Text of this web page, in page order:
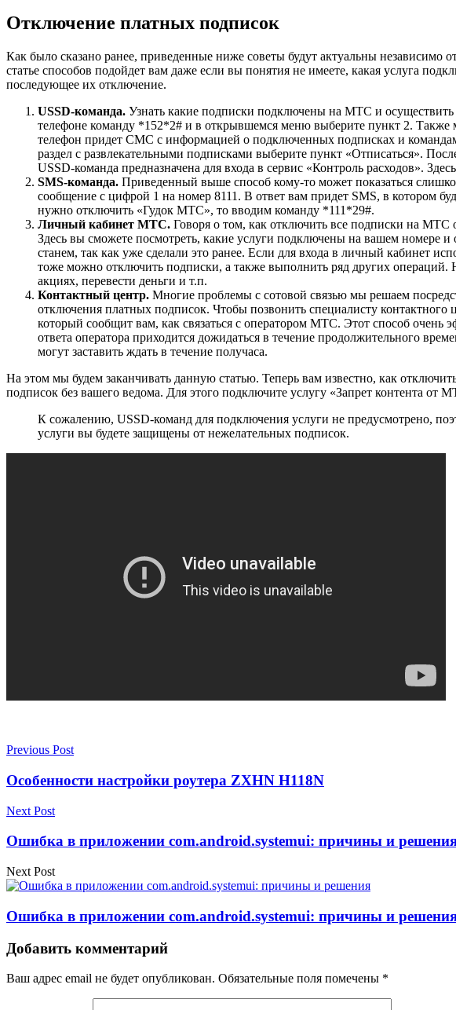
Отключение платных подписок
Как было сказано ранее, приведенные ниже советы будут актуальны
статье способов подойдет вам даже если вы понятия не имеете, какая услуга
последующее их отключение.
USSD-команда. Узнать какие подписки подключены на МТС и
телефоне команду *152*2# и в открывшемся меню выберите пункт 2. Также
телефон придет СМС с информацией о подключенных подписках и
раздел с развлекательными подписками выберите пункт «Отписаться».
USSD-команда предназначена для входа в сервис «Контроль расходов».
SMS-команда. Приведенный выше способ кому-то может показаться
сообщение с цифрой 1 на номер 8111. В ответ вам придет SMS, в котором
нужно отключить «Гудок МТС», то вводим команду *111*29#.
Личный кабинет МТС. Говоря о том, как отключить все подписки на МТС
Здесь вы сможете посмотреть, какие услуги подключены на вашем номере
станем, так как уже сделали это ранее. Если для входа в личный кабинет
тоже можно отключить подписки, а также выполнить ряд других
акциях, перевести деньги и т.п.
Контактный центр. Многие проблемы с сотовой связью мы решаем
отключения платных подписок. Чтобы позвонить специалисту контактного
который сообщит вам, как связаться с оператором МТС. Этот способ очень
ответа оператора приходится дожидаться в течение продолжительного
могут заставить ждать в течение получаса.
На этом мы будем заканчивать данную статью. Теперь вам известно, как
подписок без вашего ведома. Для этого подключите услугу «Запрет контента от
К сожалению, USSD-команд для подключения услуги не предусмотрено,
услуги вы будете защищены от нежелательных подписок.
Previous Post
Особенности настройки роутера ZXHN H118N
Next Post
Ошибка в приложении com.android.systemui: причины и
Next Post
Ошибка в приложении com.android.systemui: причины и
Добавить комментарий
Ваш адрес email не будет опубликован. Обязательные поля помечены *